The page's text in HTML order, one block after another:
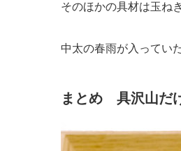
そのほかの具材は玉ね
中太の春雨が入ってい
まとめ 具沢山だ